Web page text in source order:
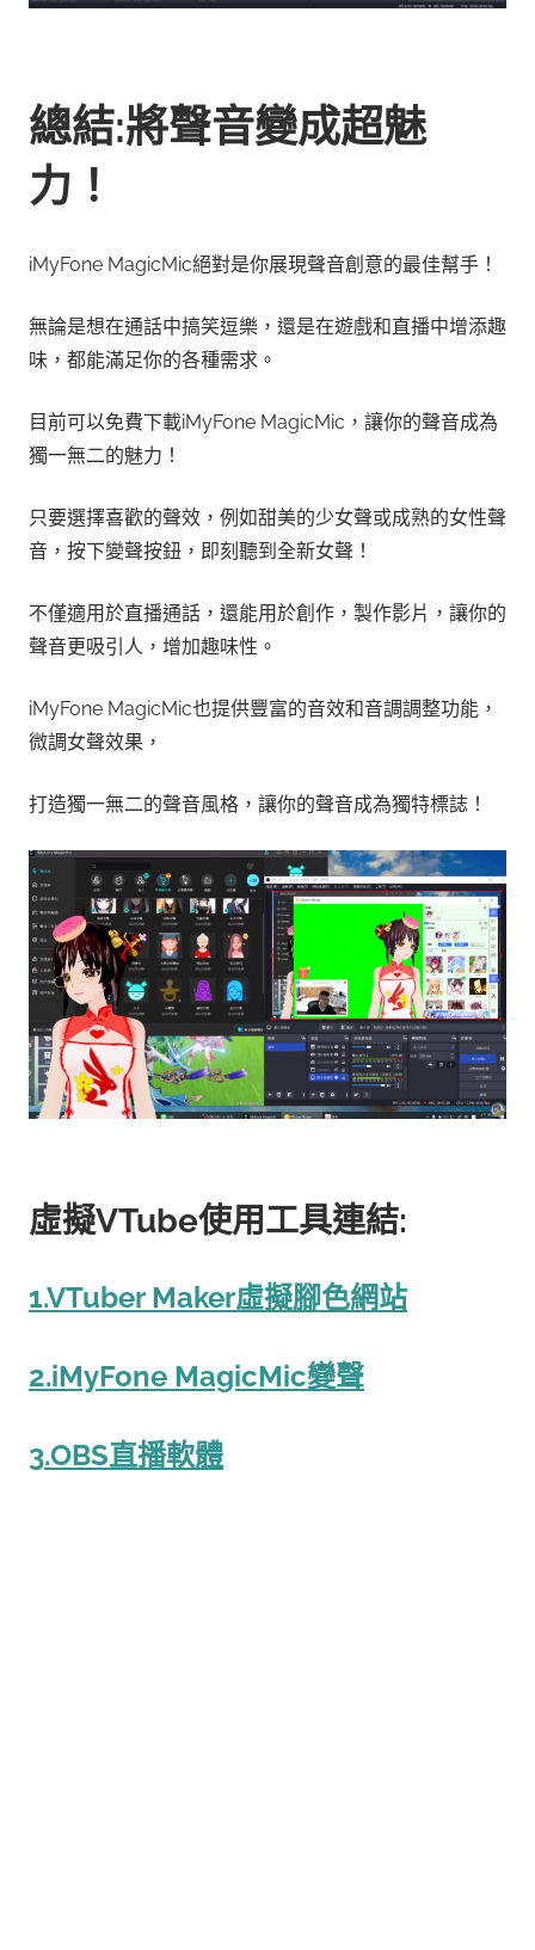
總結:將聲音變成超魅
力！
iMyFone MagicMic絕對是你展現聲音創意的最佳幫手！
無論是想在通話中搞笑逗樂，還是在遊戲和直播中增添趣
味，都能滿足你的各種需求。
目前可以免費下載iMyFone MagicMic，讓你的聲音成為
獨一無二的魅力！
只要選擇喜歡的聲效，例如甜美的少女聲或成熟的女性聲
音，按下變聲按鈕，即刻聽到全新女聲！
不僅適用於直播通話，還能用於創作，製作影片，讓你的
聲音更吸引人，增加趣味性。
iMyFone MagicMic也提供豐富的音效和音調調整功能，
微調女聲效果，
打造獨一無二的聲音風格，讓你的聲音成為獨特標誌！
虛擬VTube使用工具連結:
1.VTuber Maker虛擬腳色網站
2.iMyFone MagicMic變聲
3.OBS直播軟體